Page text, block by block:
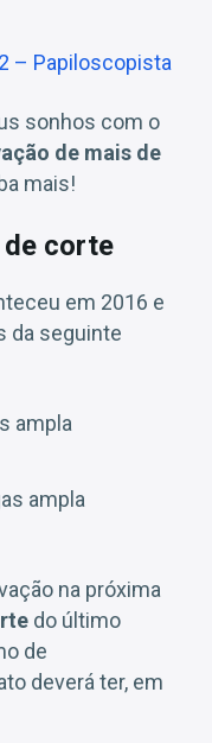
– Papiloscopista
sonhos com o
de mais de
mais!
de corte
em 2016 e
da seguinte
ampla
ampla
na próxima
do último
de
deverá ter, em